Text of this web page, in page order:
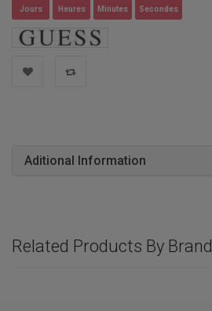
Jours Heures Minutes Secondes
Aditional Information
Related Products By Brand